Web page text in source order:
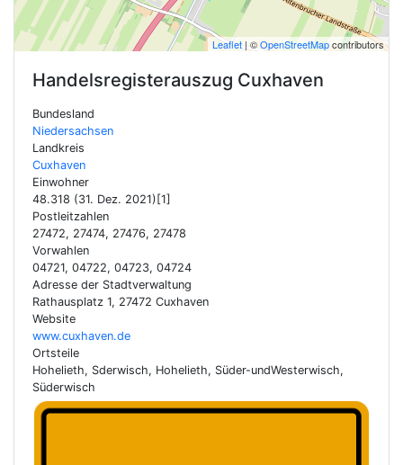
Leaflet | ©OpenStreetMapcontributors
Handelsregisterauszug Cuxhaven
Bundesland
Niedersachsen
Landkreis
Cuxhaven
Einwohner
48.318 (31. Dez. 2021)[1]
Postleitzahlen
27472, 27474, 27476, 27478
Vorwahlen
04721, 04722, 04723, 04724
Adresse der Stadtverwaltung
Rathausplatz 1, 27472 Cuxhaven
Website
www.cuxhaven.de
Ortsteile
Hohelieth, Sderwisch, Hohelieth, Süder-undWesterwisch,
Süderwisch